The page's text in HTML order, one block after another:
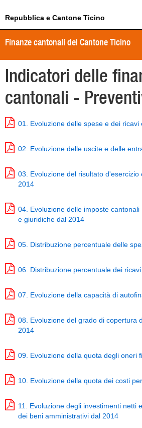
Repubblica e Cantone Ticino
Finanze cantonali del Cantone Ticino
Indicatori delle
cantonali -
01. Evoluzione delle spese e dei ricavi
02. Evoluzione delle uscite e delle
03. Evoluzione del risultato d'esercizio
2014
04. Evoluzione delle imposte
e giuridiche dal 2014
05. Distribuzione percentuale delle
06. Distribuzione percentuale dei
07. Evoluzione della capacità di
08. Evoluzione del grado di copertura
2014
09. Evoluzione della quota degli oneri
10. Evoluzione della quota dei costi
11. Evoluzione degli investimenti netti
dei beni amministrativi dal 2014